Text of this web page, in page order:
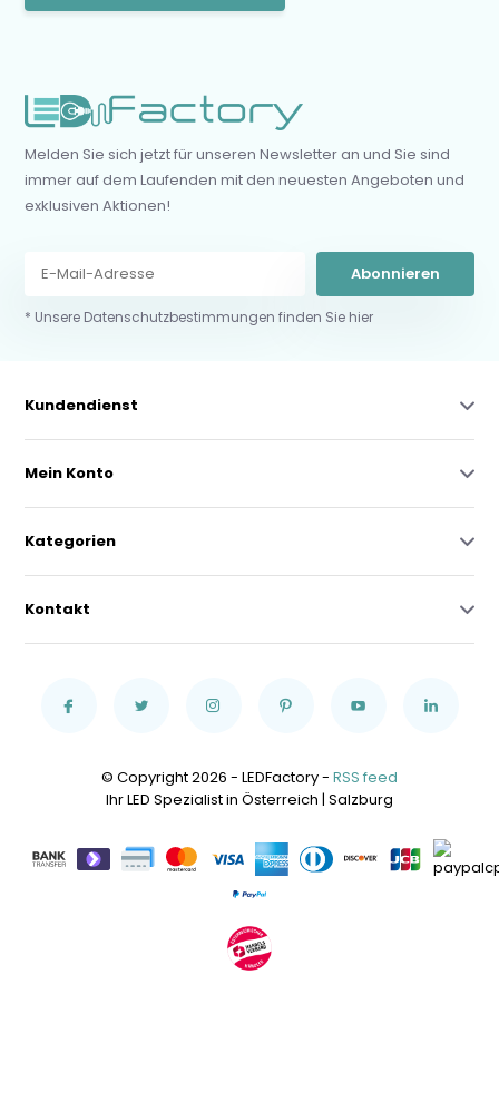
Melden Sie sich jetzt für unseren Newsletter an und Sie sind
immer auf dem Laufenden mit den neuesten Angeboten und
exklusiven Aktionen!
Abonnieren
* Unsere Datenschutzbestimmungen finden Sie hier
Kundendienst
Mein Konto
Kategorien
Kontakt
© Copyright 2026 - LEDFactory - RSS feed
Ihr LED Spezialist in Österreich | Salzburg